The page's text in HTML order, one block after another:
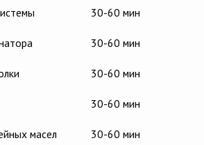
30-60 мин
30-60 мин
30-60 мин
30-60 мин
масел 30-60 мин